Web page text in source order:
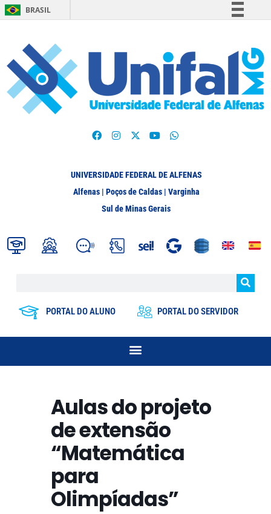
BRASIL
Participe
Acesso à informação
Legislação
UNIVERSIDADE FEDERAL DE ALFENAS
Alfenas | Poços de Caldas | Varginha
Sul de Minas Gerais
PORTAL DO ALUNO PORTAL DO SERVIDOR
Aulas do projeto
de extensão
“Matemática
para
Olimpíadas”